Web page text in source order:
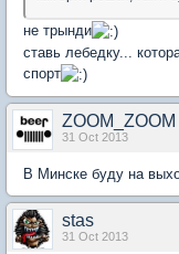
не трынди
ставь лебедку...
спорт
ZOOM_ZOOM
31 Oct 2013
В Минске буду на
stas
31 Oct 2013